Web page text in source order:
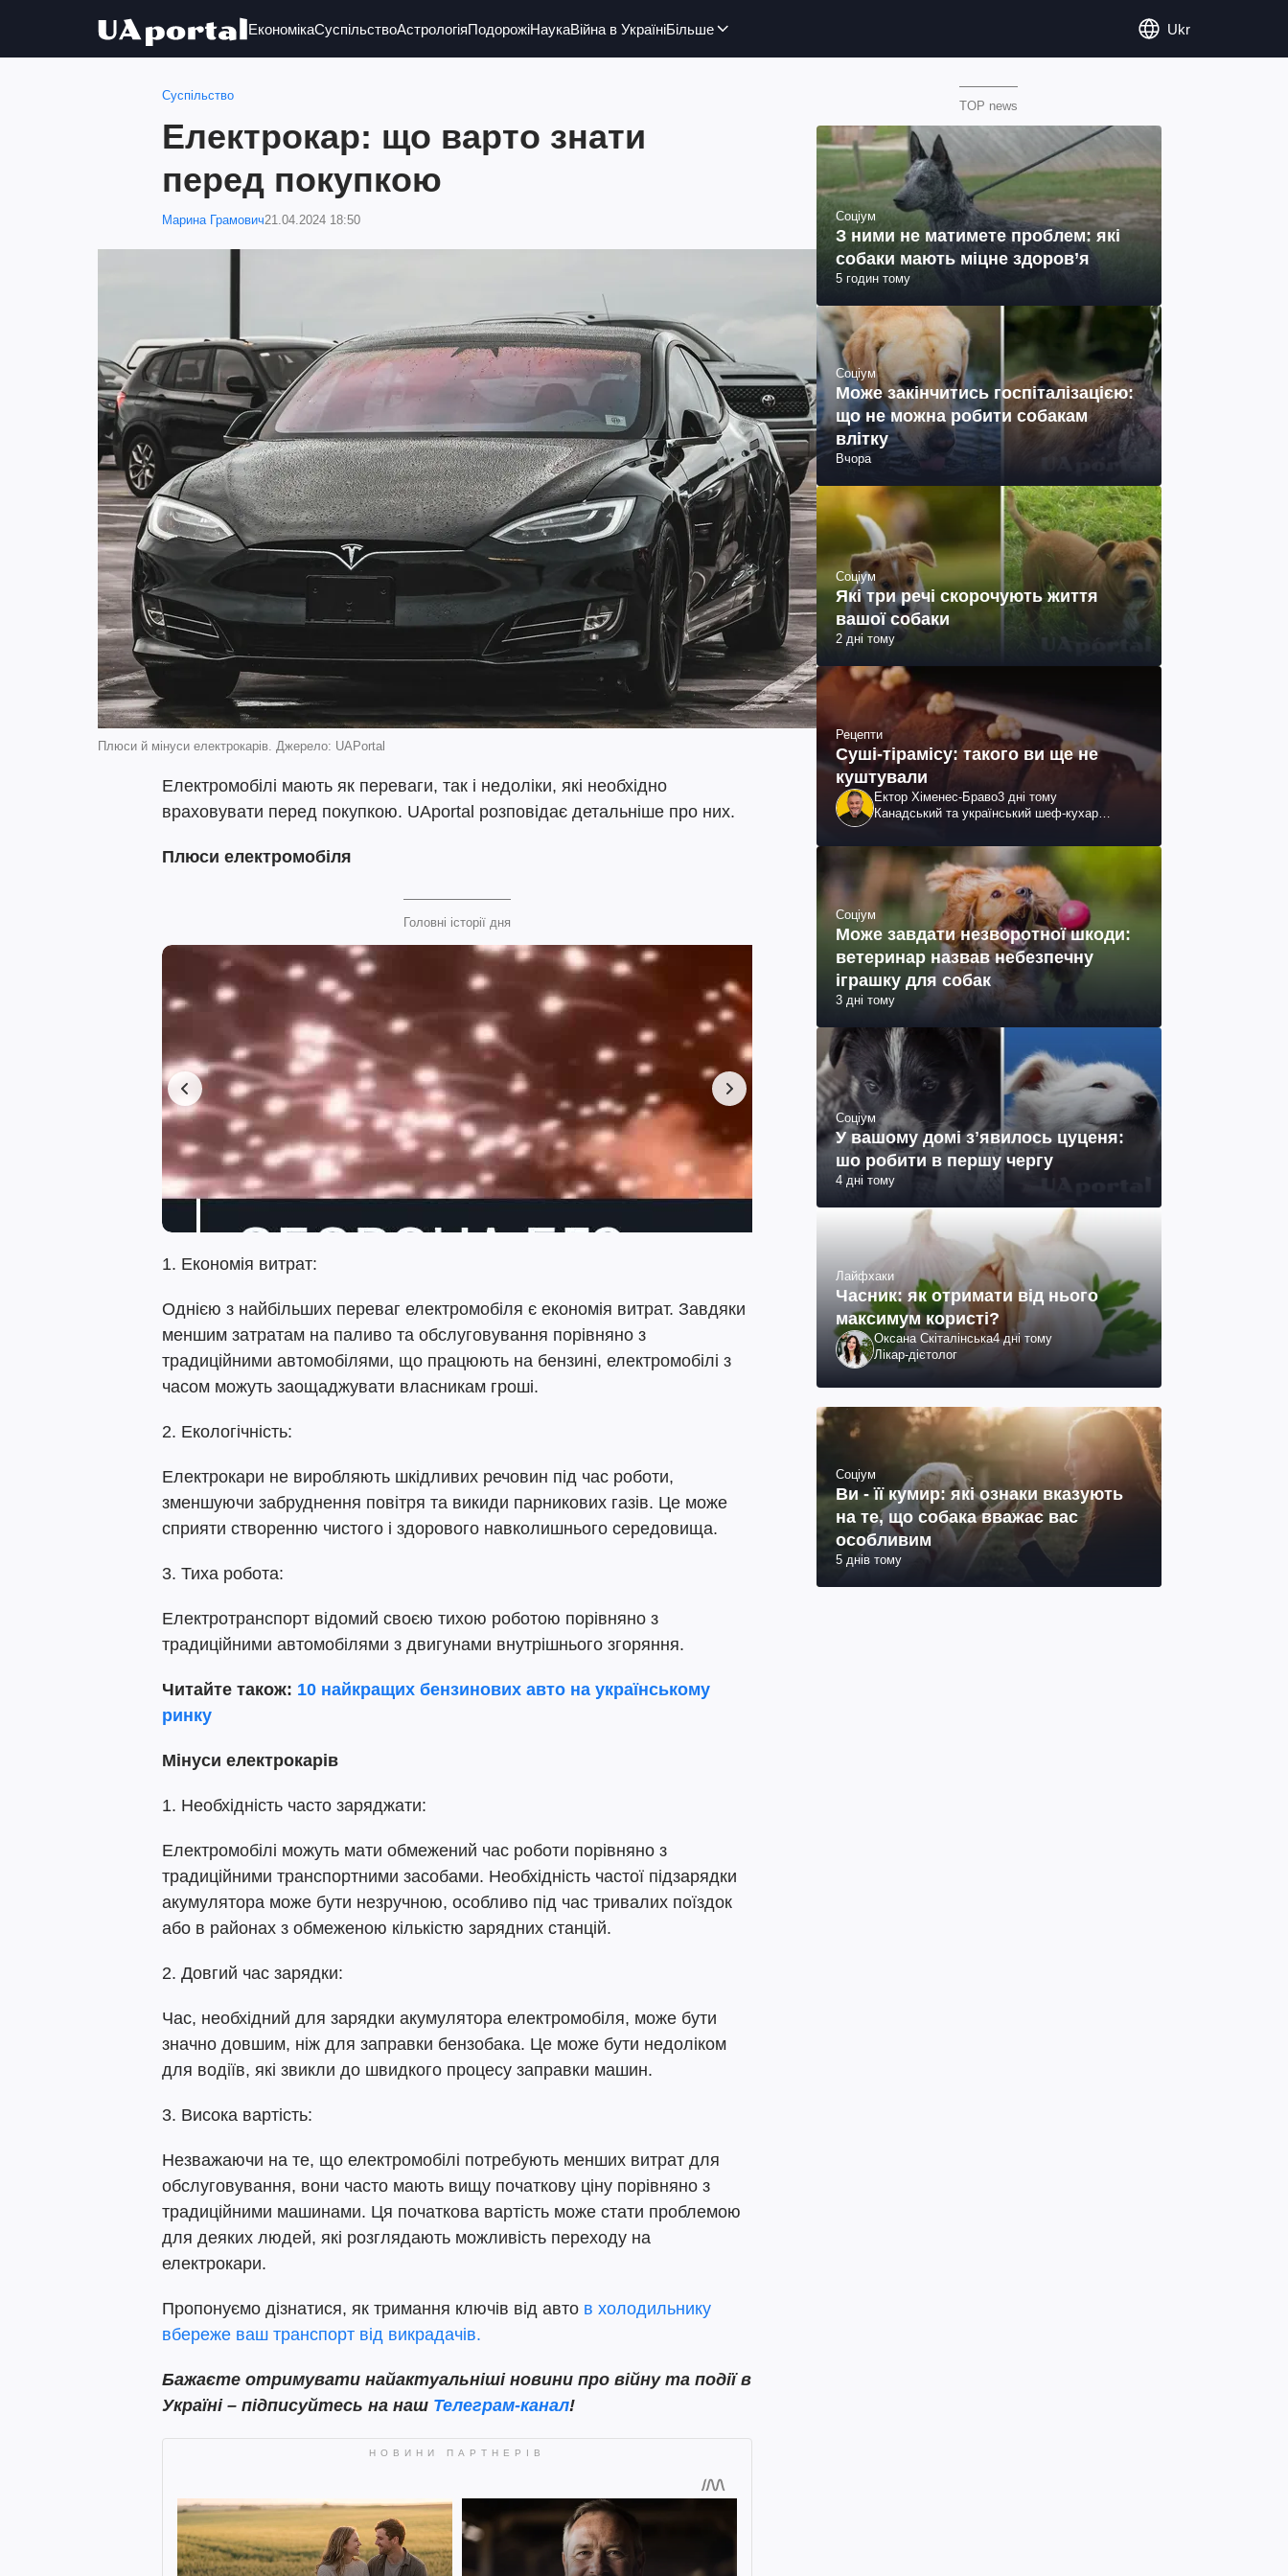
ЕкономікаСуспільствоАстрологіяПодорожіНаукаВійна в УкраїніБільше Ukr
Суспільство
Електрокар: що варто знати
перед покупкою
Марина Грамович21.04.2024 18:50
Плюси й мінуси електрокарів. Джерело: UAPortal
Електромобілі мають як переваги, так і недоліки, які необхідно
враховувати перед покупкою. UAportal розповідає детальніше про них.
Плюси електромобіля
Головні історії дня
1. Економія витрат:
Однією з найбільших переваг електромобіля є економія витрат. Завдяки
меншим затратам на паливо та обслуговування порівняно з
традиційними автомобілями, що працюють на бензині, електромобілі з
часом можуть заощаджувати власникам гроші.
2. Екологічність:
Електрокари не виробляють шкідливих речовин під час роботи,
зменшуючи забруднення повітря та викиди парникових газів. Це може
сприяти створенню чистого і здорового навколишнього середовища.
3. Тиха робота:
Електротранспорт відомий своєю тихою роботою порівняно з
традиційними автомобілями з двигунами внутрішнього згоряння.
Читайте також: 10 найкращих бензинових авто на українському
ринку
Мінуси електрокарів
1. Необхідність часто заряджати:
Електромобілі можуть мати обмежений час роботи порівняно з
традиційними транспортними засобами. Необхідність частої підзарядки
акумулятора може бути незручною, особливо під час тривалих поїздок
або в районах з обмеженою кількістю зарядних станцій.
2. Довгий час зарядки:
Час, необхідний для зарядки акумулятора електромобіля, може бути
значно довшим, ніж для заправки бензобака. Це може бути недоліком
для водіїв, які звикли до швидкого процесу заправки машин.
3. Висока вартість:
Незважаючи на те, що електромобілі потребують менших витрат для
обслуговування, вони часто мають вищу початкову ціну порівняно з
традиційними машинами. Ця початкова вартість може стати проблемою
для деяких людей, які розглядають можливість переходу на
електрокари.
Пропонуємо дізнатися, як тримання ключів від авто в холодильнику
вбереже ваш транспорт від викрадачів.
Бажаєте отримувати найактуальніші новини про війну та події в
Україні – підписуйтесь на наш Телеграм-канал!
TOP news
Соціум
З ними не матимете проблем: які
собаки мають міцне здоров’я
5 годин тому
Соціум
Може закінчитись госпіталізацією:
що не можна робити собакам
влітку
Вчора
Соціум
Які три речі скорочують життя
вашої собаки
2 дні тому
Рецепти
Суші-тірамісу: такого ви ще не
куштували
Ектор Хіменес-Браво3 дні тому
Канадський та український шеф-кухар
телеведучий
Соціум
Може завдати незворотної шкоди:
ветеринар назвав небезпечну
іграшку для собак
3 дні тому
Соціум
У вашому домі зʼявилось цуценя:
шо робити в першу чергу
4 дні тому
Лайфхаки
Часник: як отримати від нього
максимум користі?
Оксана Скіталінська4 дні тому
Лікар-дієтолог
Соціум
Ви - її кумир: які ознаки вказують
на те, що собака вважає вас
особливим
5 днів тому